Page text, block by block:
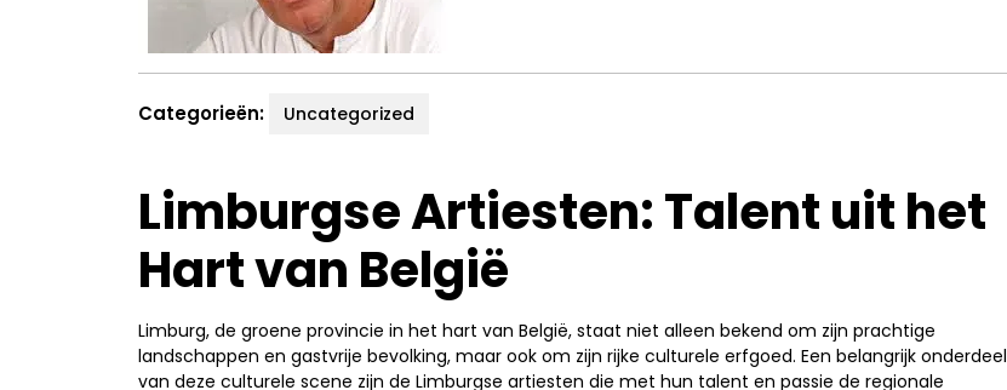
Categorieën: Uncategorized
Limburgse Artiesten: Talent uit het
Hart van België
Limburg, de groene provincie in het hart van België, staat niet alleen bekend om zijn prachtige
landschappen en gastvrije bevolking, maar ook om zijn rijke culturele erfgoed. Een belangrijk onderdeel
van deze culturele scene zijn de Limburgse artiesten die met hun talent en passie de regionale